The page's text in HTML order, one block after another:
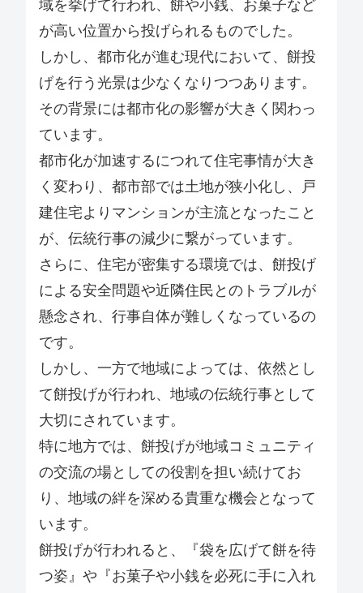
域を挙げて行われ、餅や小銭、お菓子など
が高い位置から投げられるものでした。
しかし、都市化が進む現代において、餅投
げを行う光景は少なくなりつつあります。
その背景には都市化の影響が大きく関わっ
ています。
都市化が加速するにつれて住宅事情が大き
く変わり、都市部では土地が狭小化し、戸
建住宅よりマンションが主流となったこと
が、伝統行事の減少に繋がっています。
さらに、住宅が密集する環境では、餅投げ
による安全問題や近隣住民とのトラブルが
懸念され、行事自体が難しくなっているの
です。
しかし、一方で地域によっては、依然とし
て餅投げが行われ、地域の伝統行事として
大切にされています。
特に地方では、餅投げが地域コミュニティ
の交流の場としての役割を担い続けてお
り、地域の絆を深める貴重な機会となって
います。
餅投げが行われると、『袋を広げて餅を待
つ姿』や『お菓子や小銭を必死に手に入れ